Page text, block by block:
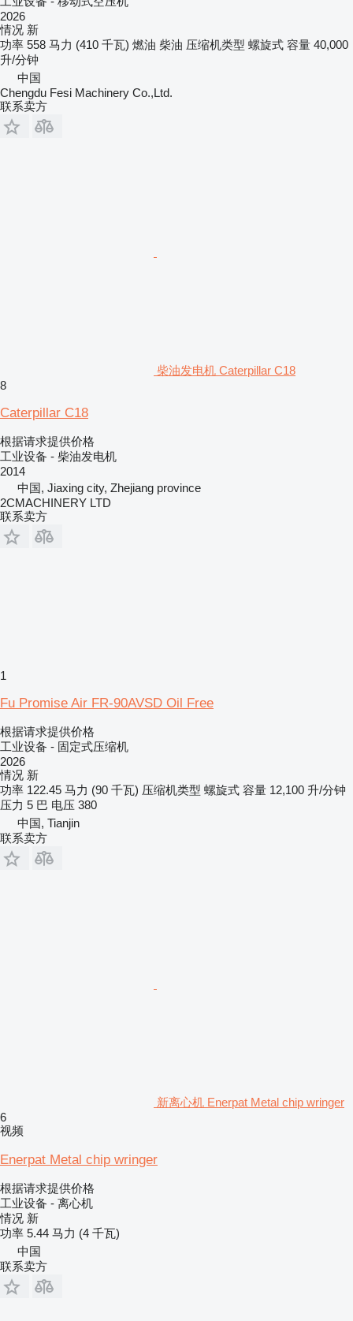
2026
情况 新
功率 558 马力 (410 千瓦) 燃油 柴油 压缩机类型 螺旋式 容量 40,000
升/分钟
中国
Chengdu Fesi Machinery Co.,Ltd.
联系卖方
柴油发电机 Caterpillar C18
8
Caterpillar C18
根据请求提供价格
工业设备 - 柴油发电机
2014
中国, Jiaxing city, Zhejiang province
2CMACHINERY LTD
联系卖方
1
Fu Promise Air FR-90AVSD Oil Free
根据请求提供价格
工业设备 - 固定式压缩机
2026
情况 新
功率 122.45 马力 (90 千瓦) 压缩机类型 螺旋式 容量 12,100 升/分钟
压力 5 巴 电压 380
中国, Tianjin
联系卖方
新离心机 Enerpat Metal chip wringer
6
视频
Enerpat Metal chip wringer
根据请求提供价格
工业设备 - 离心机
情况 新
功率 5.44 马力 (4 千瓦)
中国
联系卖方